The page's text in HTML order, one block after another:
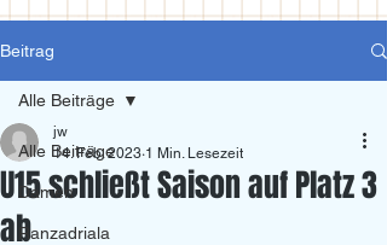
Beitrag
Alle Beiträge
Damen
Ranzadriala
Alle Beiträge
U15 schließt Saison auf Platz 3
ab
jw
14. Feb. 2023 1 Min. Lesezeit